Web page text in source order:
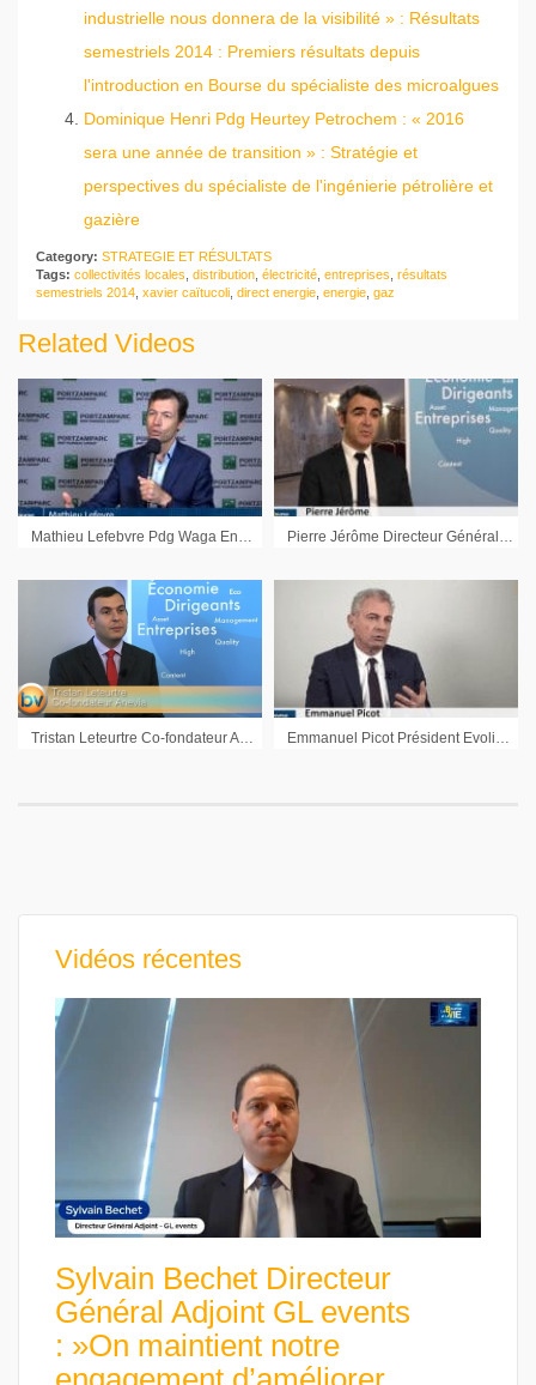
industrielle nous donnera de la visibilité » : Résultats
semestriels 2014 : Premiers résultats depuis
l'introduction en Bourse du spécialiste des microalgues
Dominique Henri Pdg Heurtey Petrochem : « 2016
sera une année de transition » : Stratégie et
perspectives du spécialiste de l'ingénierie pétrolière et
gazière
Category: STRATEGIE ET RÉSULTATS
Tags: collectivités locales distribution électricité entreprises résultats
semestriels 2014 xavier caïtucoli direct energie energie gaz
Related Videos
Mathieu Lefebvre Pdg Waga Energy : « On sent un basculement dans le marché » Pierre Jérôme Directeur Général Spineguard : « La vis intelligente est en ordre de bataille pour les Etats-Unis »
Vidéos récentes
Sylvain Bechet Directeur
Général Adjoint GL events
: »On maintient notre